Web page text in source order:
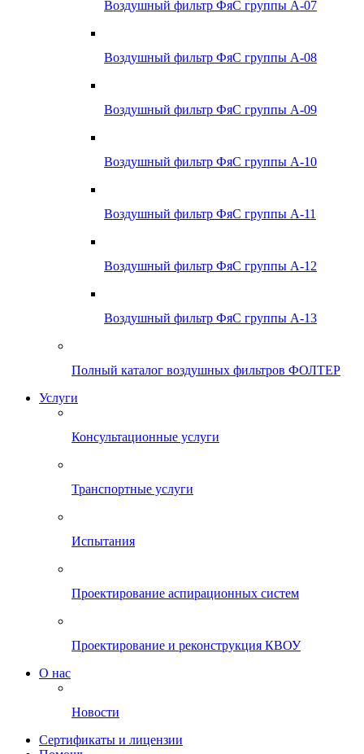
Воздушный фильтр ФяС группы А-07
Воздушный фильтр ФяС группы А-08
Воздушный фильтр ФяС группы А-09
Воздушный фильтр ФяС группы А-10
Воздушный фильтр ФяС группы А-11
Воздушный фильтр ФяС группы А-12
Воздушный фильтр ФяС группы А-13
Полный каталог воздушных фильтров ФОЛТЕР
Услуги
Консультационные услуги
Транспортные услуги
Испытания
Проектирование аспирационных систем
Проектирование и реконструкция КВОУ
О нас
Новости
Сертификаты и лицензии